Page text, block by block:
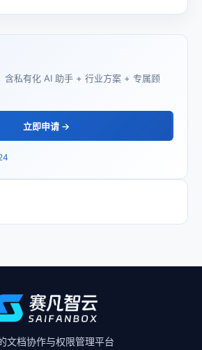
含私有化 AI 助手 + 行业方案 + 专属顾
立即申请 →
文档协作与权限管理平台